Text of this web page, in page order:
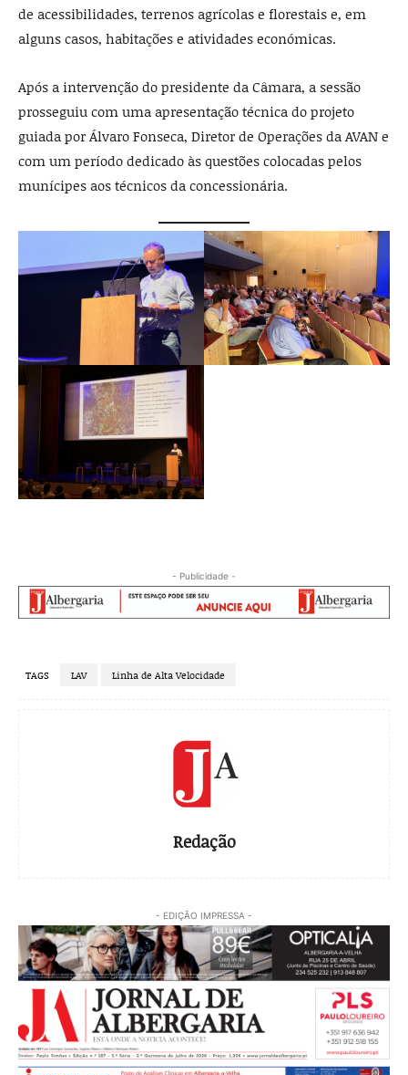
de acessibilidades, terrenos agrícolas e florestais e, em
alguns casos, habitações e atividades económicas.
Após a intervenção do presidente da Câmara, a sessão
prosseguiu com uma apresentação técnica do projeto
guiada por Álvaro Fonseca, Diretor de Operações da AVAN e
com um período dedicado às questões colocadas pelos
munícipes aos técnicos da concessionária.
- Publicidade -
TAGS LAV Linha de Alta Velocidade
Redação
- EDIÇÃO IMPRESSA -